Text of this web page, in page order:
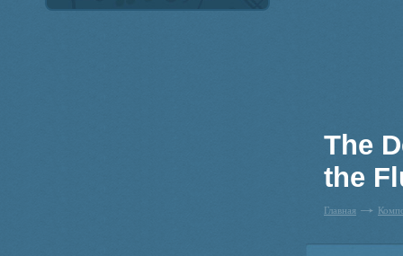
The
the
Главная